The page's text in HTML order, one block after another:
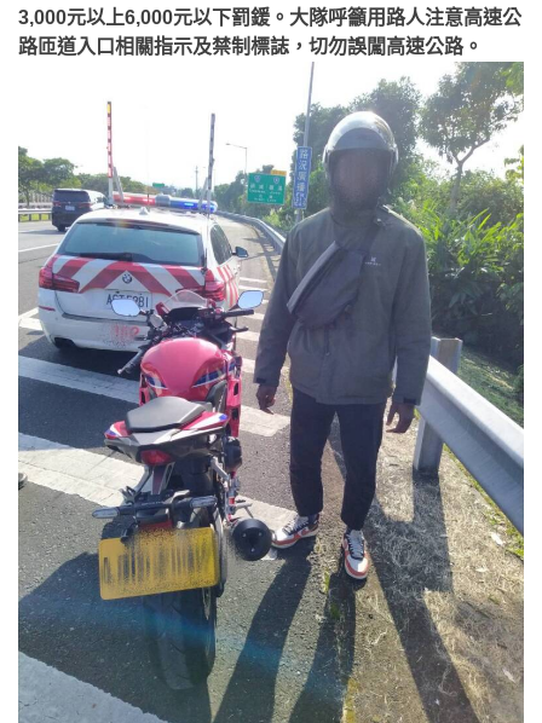
3,000元以上6,000元以下罰鍰。 大隊呼籲用路人注意高速公
路匝道入口相關指示及禁制標誌，切勿誤闖高速公路。